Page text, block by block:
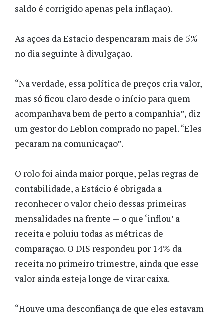
saldo é corrigido apenas pela inflação).
As ações da Estacio despencaram mais de 5%
no dia seguinte à divulgação.
“Na verdade, essa política de preços cria valor,
mas só ficou claro desde o início para quem
acompanhava bem de perto a companhia”, diz
um gestor do Leblon comprado no papel. “Eles
pecaram na comunicação”.
O rolo foi ainda maior porque, pelas regras de
contabilidade, a Estácio é obrigada a
reconhecer o valor cheio dessas primeiras
mensalidades na frente — o que ‘inflou’ a
receita e poluiu todas as métricas de
comparação. O DIS respondeu por 14% da
receita no primeiro trimestre, ainda que esse
valor ainda esteja longe de virar caixa.
“Houve uma desconfiança de que eles estavam